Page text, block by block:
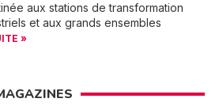
aux stations de transformation
et aux grands ensembles
»